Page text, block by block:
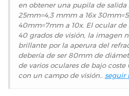
en obtener una pupila de salida
25mm=4,3 mmm a 16x
40mm=7mm a 10x. El ocular
40 grados de visión, la imagen
brillante por la aperura del
debería de ser 80mm de
de varios oculares de bajo
con un campo de visión.. seguir